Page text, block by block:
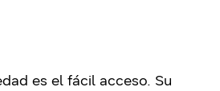
es el fácil acceso. Su